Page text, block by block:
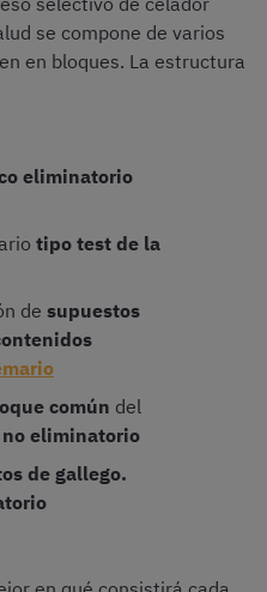
se compone de varios
en bloques. La estructura
eliminatorio
tipo test de la
de supuestos
común del
eliminatorio
de gallego.